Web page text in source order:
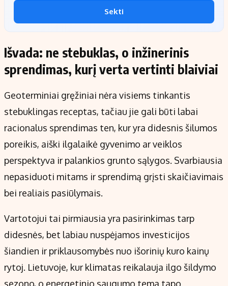
Sekti
Išvada: ne stebuklas, o inžinerinis
sprendimas, kurį verta vertinti blaiviai
Geoterminiai gręžiniai nėra visiems tinkantis
stebuklingas receptas, tačiau jie gali būti labai
racionalus sprendimas ten, kur yra didesnis šilumos
poreikis, aiški ilgalaikė gyvenimo ar veiklos
perspektyva ir palankios grunto sąlygos. Svarbiausia
nepasiduoti mitams ir sprendimą grįsti skaičiavimais
bei realiais pasiūlymais.
Vartotojui tai pirmiausia yra pasirinkimas tarp
didesnės, bet labiau nuspėjamos investicijos
šiandien ir priklausomybės nuo išorinių kuro kainų
rytoj. Lietuvoje, kur klimatas reikalauja ilgo šildymo
sezono, o energetinio saugumo tema tapo